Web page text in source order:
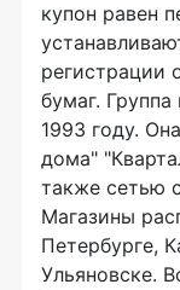
купон равен
регистрации
бумаг.
1993 году.
дома"
также сетью
Магазины
Петербурге,
Ульяновске.